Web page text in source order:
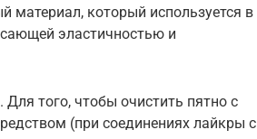
материал, который используется в
эластичностью и
того, чтобы очистить пятно с
(при соединениях лайкры с